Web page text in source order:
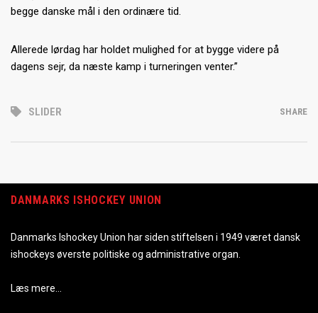
begge danske mål i den ordinære tid.
Allerede lørdag har holdet mulighed for at bygge videre på
dagens sejr, da næste kamp i turneringen venter.”
SLIDER SHARE
DANMARKS ISHOCKEY UNION
Danmarks Ishockey Union har siden stiftelsen i 1949 været dansk
ishockeys øverste politiske og administrative organ.
Læs mere…